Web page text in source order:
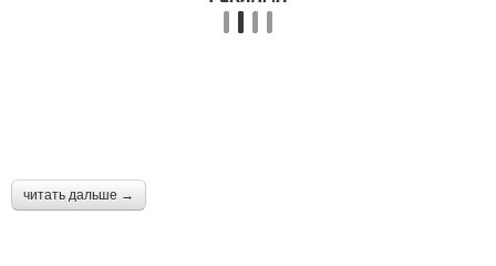
читать дальше →